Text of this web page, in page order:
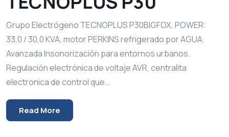
Grupo Electrógeno TECNOPLUS P30BIGFOX, POWER:
33,0 / 30,0 KVA, motor PERKINS refrigerado por AGUA.
Avanzada Insonorización para entornos urbanos.
Regulación electrónica de voltaje AVR, centralita
electronica de control que...
Read More